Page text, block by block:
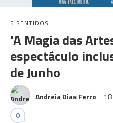
5 SENTIDOS
'A Magia das
espectáculo
de Junho
Andreia Dias Ferro
0